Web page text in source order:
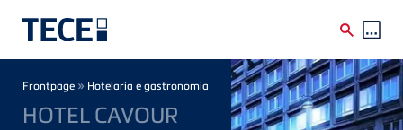
Breadcrumb
Frontpage » Hotelaria e gastronomia
HOTEL CAVOUR